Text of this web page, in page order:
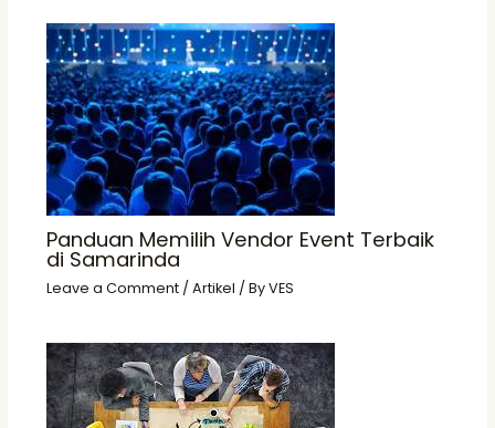
Panduan Memilih Vendor Event Terbaik
di Samarinda
Leave a Comment / Artikel / ByVES